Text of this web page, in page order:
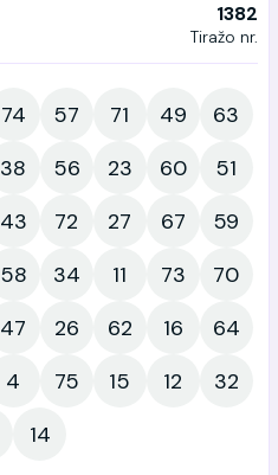
1382
Tiražo nr.
74 57 71 49
63
38 56 23 60
51
43 72 27 67
59
58 34 11 73
70
47 26 62 16
64
4 75 15 12
32
14